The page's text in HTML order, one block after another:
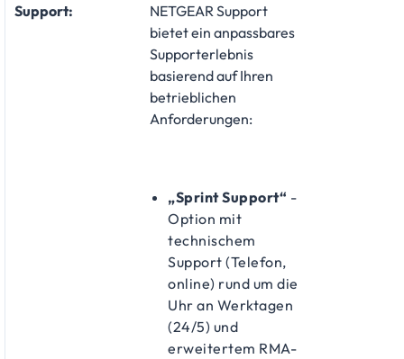
Support:
​NETGEAR Support
bietet ein anpassbares
Supporterlebnis
basierend auf Ihren
betrieblichen
Anforderungen:
„Sprint Support“ -
Option mit
technischem
Support (Telefon,
online) rund um die
Uhr an Werktagen
(24/5) und
erweitertem RMA-